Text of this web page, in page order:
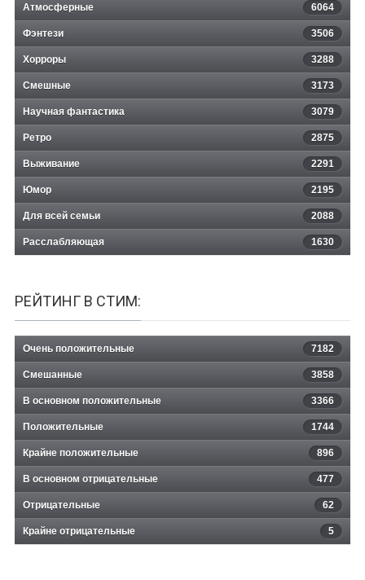
Атмосферные 6064
Фэнтези 3506
Хорроры 3288
Смешные 3173
Научная фантастика 3079
Ретро 2875
Выживание 2291
Юмор 2195
Для всей семьи 2088
Расслабляющая 1630
РЕЙТИНГ В СТИМ:
Очень положительные 7182
Смешанные 3858
В основном положительные 3366
Положительные 1744
Крайне положительные 896
В основном отрицательные 477
Отрицательные 62
Крайне отрицательные 5